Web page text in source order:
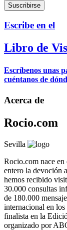
Escribe en el
Libro de
Escríbenos unas
cuéntanos de
Acerca de
Rocio.com
Sevilla
Rocio.com nace
entero la devoción
hemos recibido
30.000 consultas
de 180.000
internacional en
finalista en la
organizado por